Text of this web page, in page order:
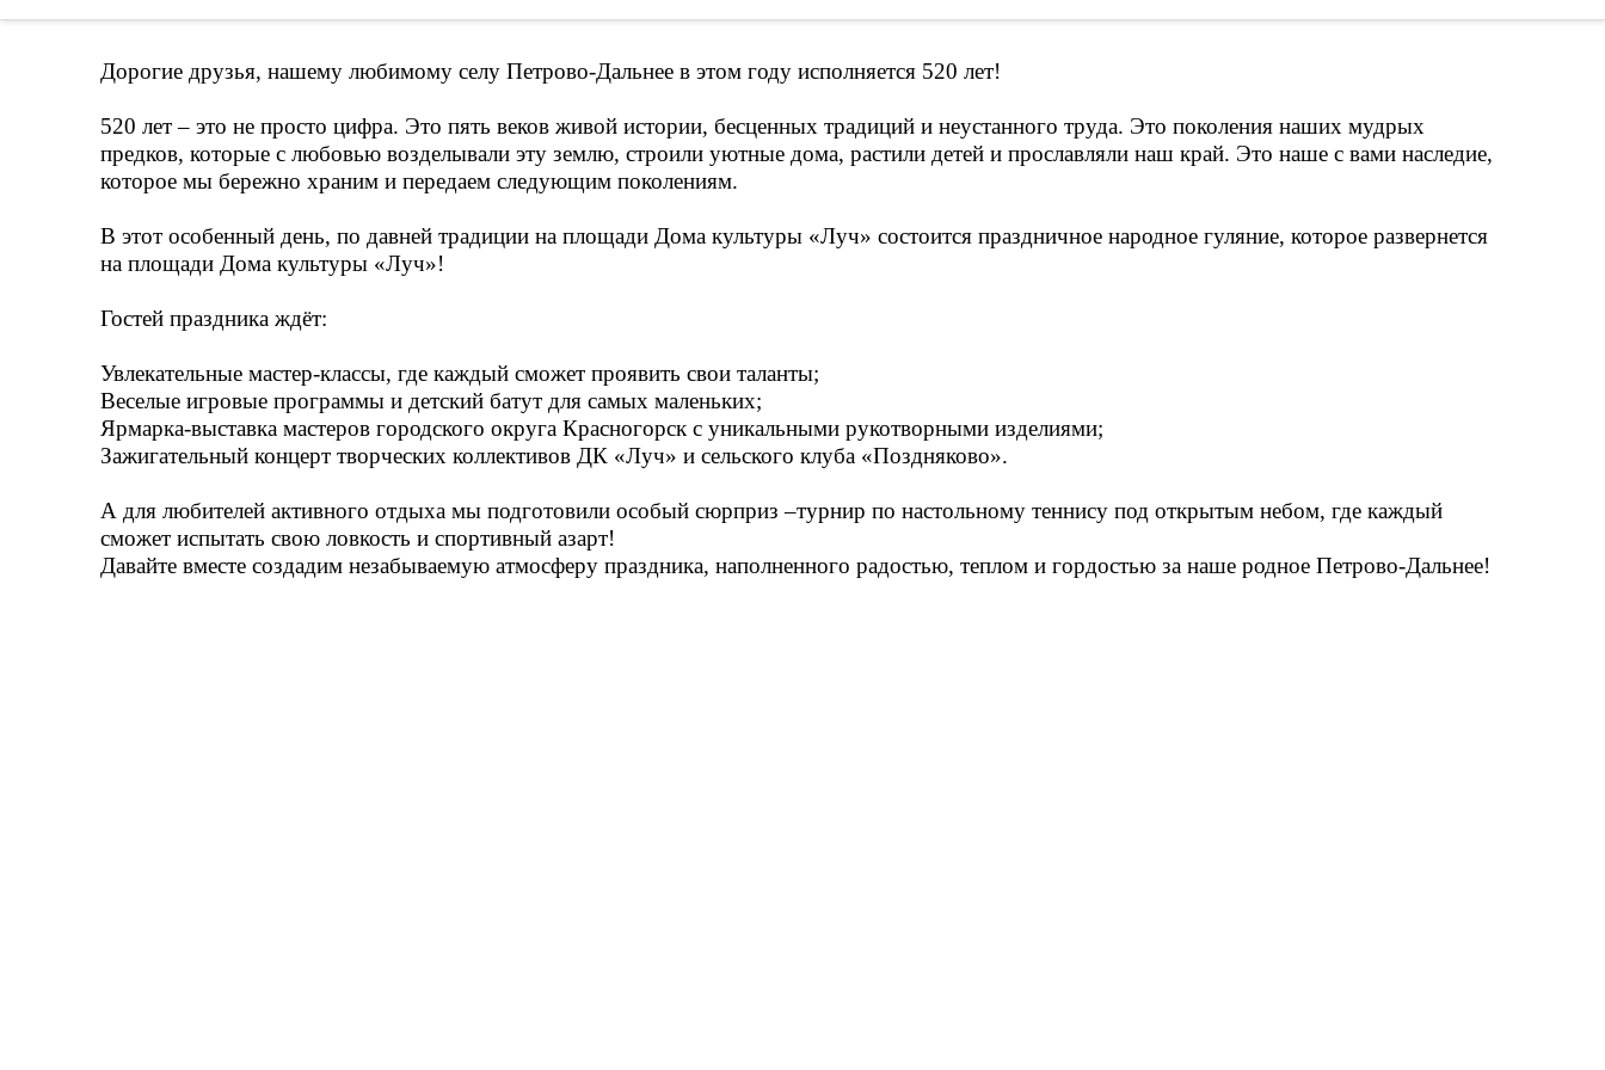
Дорогие друзья, нашему любимому селу Петрово-Дальнее в этом году исполняется 520 лет!
520 лет – это не просто цифра. Это пять веков живой истории, бесценных традиций и неустанного труда. Это поколения наших мудрых
предков, которые с любовью возделывали эту землю, строили уютные дома, растили детей и прославляли наш край. Это наше с вами наследие,
которое мы бережно храним и передаем следующим поколениям.
В этот особенный день, по давней традиции на площади Дома культуры «Луч» состоится праздничное народное гуляние, которое развернется
на площади Дома культуры «Луч»!
Гостей праздника ждёт:
Увлекательные мастер-классы, где каждый сможет проявить свои таланты;
Веселые игровые программы и детский батут для самых маленьких;
Ярмарка-выставка мастеров городского округа Красногорск с уникальными рукотворными изделиями;
Зажигательный концерт творческих коллективов ДК «Луч» и сельского клуба «Поздняково».
А для любителей активного отдыха мы подготовили особый сюрприз –турнир по настольному теннису под открытым небом, где каждый
сможет испытать свою ловкость и спортивный азарт!
Давайте вместе создадим незабываемую атмосферу праздника, наполненного радостью, теплом и гордостью за наше родное Петрово-Дальнее!